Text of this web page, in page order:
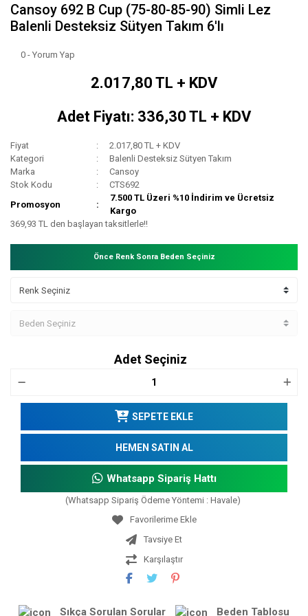
Cansoy 692 B Cup (75-80-85-90) Simli Lez
Balenli Desteksiz Sütyen Takım 6'lı
0 - Yorum Yap
2.017,80 TL + KDV
Adet Fiyatı: 336,30 TL + KDV
Fiyat
2.017,80 TL + KDV
Kategori
Balenli Desteksiz Sütyen Takım
Marka
Cansoy
Stok Kodu
CTS692
Promosyon
7.500 TL Üzeri %10 İndirim ve Ücretsiz
Kargo
369,93 TL den başlayan taksitlerle!!
Önce Renk Sonra Beden Seçiniz
Adet Seçiniz
SEPETE EKLE
HEMEN SATIN AL
Whatsapp Sipariş Hattı
(Whatsapp Sipariş Ödeme Yöntemi : Havale)
Tavsiye Et
Karşılaştır
Sıkça Sorulan Sorular Beden Tablosu